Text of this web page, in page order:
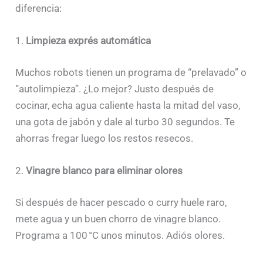
diferencia:
1. Limpieza exprés automática
Muchos robots tienen un programa de “prelavado” o
“autolimpieza”. ¿Lo mejor? Justo después de
cocinar, echa agua caliente hasta la mitad del vaso,
una gota de jabón y dale al turbo 30 segundos. Te
ahorras fregar luego los restos resecos.
2.Vinagre blanco para eliminar olores
Si después de hacer pescado o curry huele raro,
mete agua y un buen chorro de vinagre blanco.
Programa a 100 °C unos minutos. Adiós olores.